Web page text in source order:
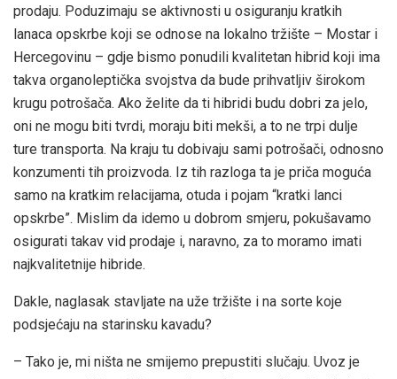
prodaju. Poduzimaju se aktivnosti u osiguranju kratkih
lanaca opskrbe koji se odnose na lokalno tržište – Mostar i
Hercegovinu – gdje bismo ponudili kvalitetan hibrid koji ima
takva organoleptička svojstva da bude prihvatljiv širokom
krugu potrošača. Ako želite da ti hibridi budu dobri za jelo,
oni ne mogu biti tvrdi, moraju biti mekši, a to ne trpi dulje
ture transporta. Na kraju tu dobivaju sami potrošači, odnosno
konzumenti tih proizvoda. Iz tih razloga ta je priča moguća
samo na kratkim relacijama, otuda i pojam “kratki lanci
opskrbe”. Mislim da idemo u dobrom smjeru, pokušavamo
osigurati takav vid prodaje i, naravno, za to moramo imati
najkvalitetnije hibride.
Dakle, naglasak stavljate na uže tržište i na sorte koje
podsjećaju na starinsku kavadu?
– Tako je, mi ništa ne smijemo prepustiti slučaju. Uvoz je